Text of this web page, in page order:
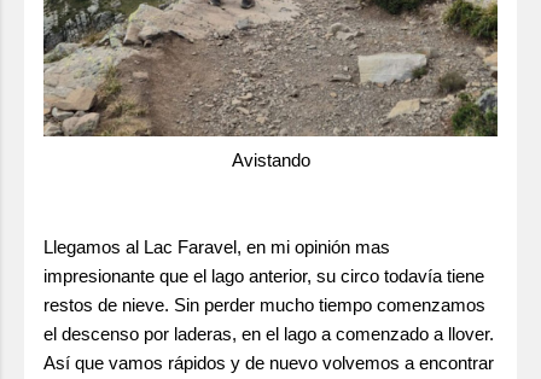
Avistando
Llegamos al Lac Faravel, en mi opinión mas
impresionante que el lago anterior, su circo todavía tiene
restos de nieve. Sin perder mucho tiempo comenzamos
el descenso por laderas, en el lago a comenzado a llover.
Así que vamos rápidos y de nuevo volvemos a encontrar